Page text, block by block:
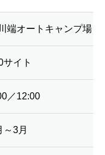
川端オートキャンプ場
サイト
／12:00
～3月